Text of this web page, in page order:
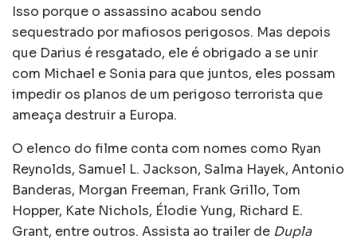
Isso porque o assassino acabou sendo
sequestrado por mafiosos perigosos. Mas depois
que Darius é resgatado, ele é obrigado a se unir
com Michael e Sonia para que juntos, eles possam
impedir os planos de um perigoso terrorista que
ameaça destruir a Europa.
O elenco do filme conta com nomes como Ryan
Reynolds, Samuel L. Jackson, Salma Hayek, Antonio
Banderas, Morgan Freeman, Frank Grillo, Tom
Hopper, Kate Nichols, Élodie Yung, Richard E.
Grant, entre outros. Assista ao trailer de Dupla